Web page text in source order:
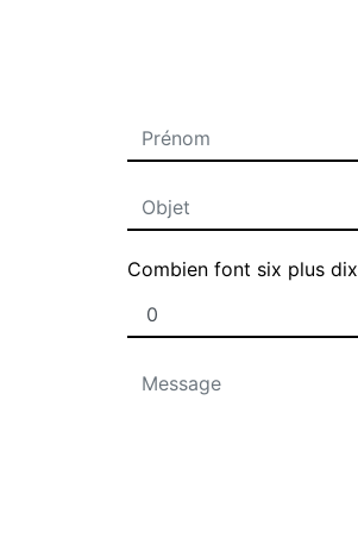
Combien font six plus dix